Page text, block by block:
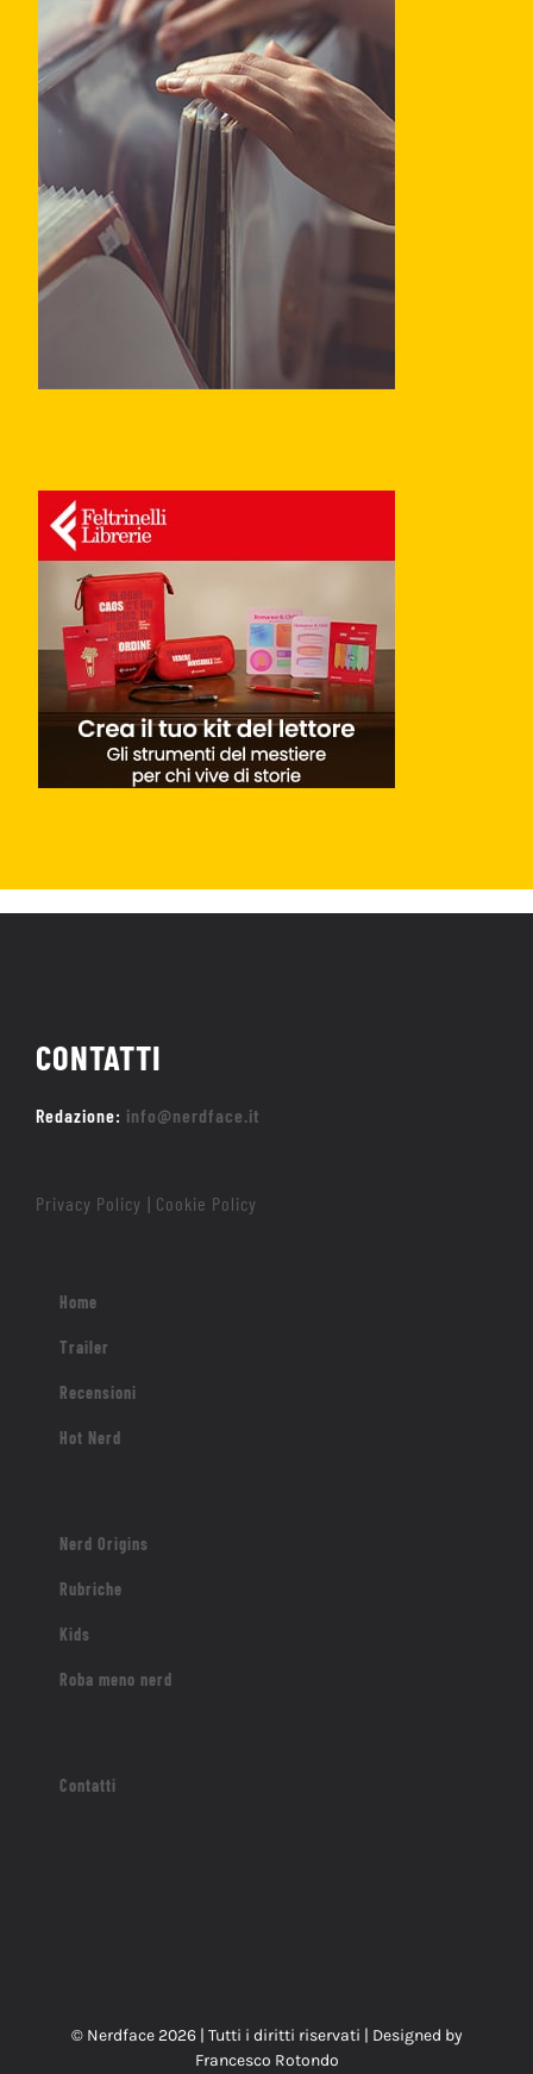
CONTATTI
Redazione: info@nerdface.it
Privacy Policy Cookie Policy
Home
Trailer
Recensioni
Hot Nerd
Nerd Origins
Rubriche
Kids
Roba meno nerd
Contatti
© Nerdface 2026 | Tutti i diritti riservati | Designed by
Francesco Rotondo